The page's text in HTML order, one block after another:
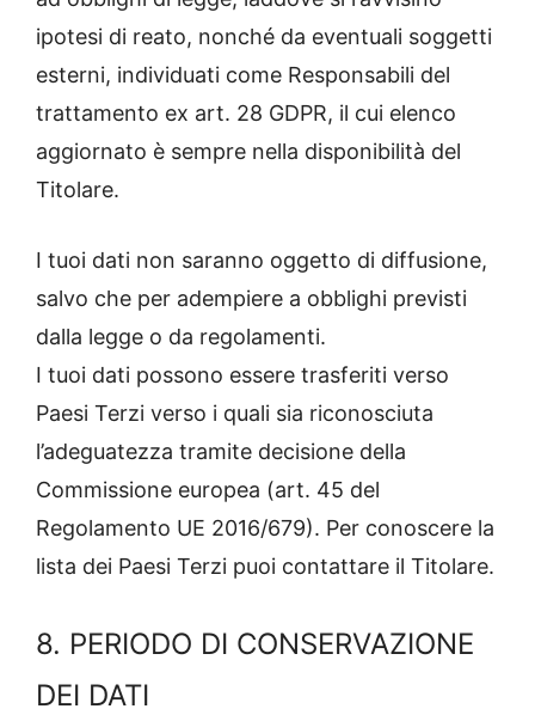
ipotesi di reato, nonché da eventuali soggetti
esterni, individuati come Responsabili del
trattamento ex art. 28 GDPR, il cui elenco
aggiornato è sempre nella disponibilità del
Titolare.
I tuoi dati non saranno oggetto di diffusione,
salvo che per adempiere a obblighi previsti
dalla legge o da regolamenti.
I tuoi dati possono essere trasferiti verso
Paesi Terzi verso i quali sia riconosciuta
l’adeguatezza tramite decisione della
Commissione europea (art. 45 del
Regolamento UE 2016/679). Per conoscere la
lista dei Paesi Terzi puoi contattare il Titolare.
8. PERIODO DI CONSERVAZIONE
DEI DATI